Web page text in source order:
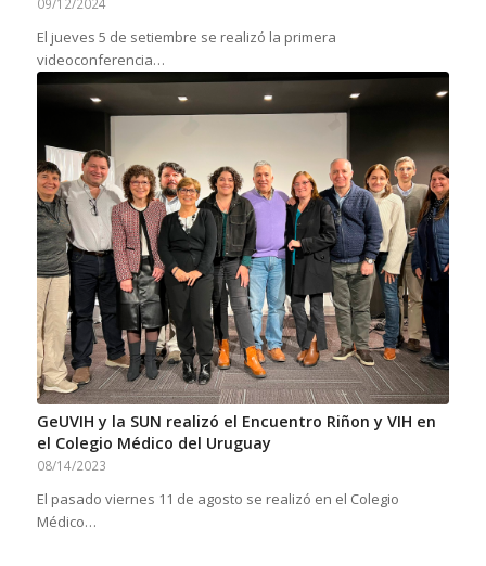
El jueves 5 de setiembre se realizó la primera
videoconferencia…
GeUVIH y la SUN realizó el Encuentro Riñon y VIH en
el Colegio Médico del Uruguay
08/14/2023
El pasado viernes 11 de agosto se realizó en el Colegio
Médico…